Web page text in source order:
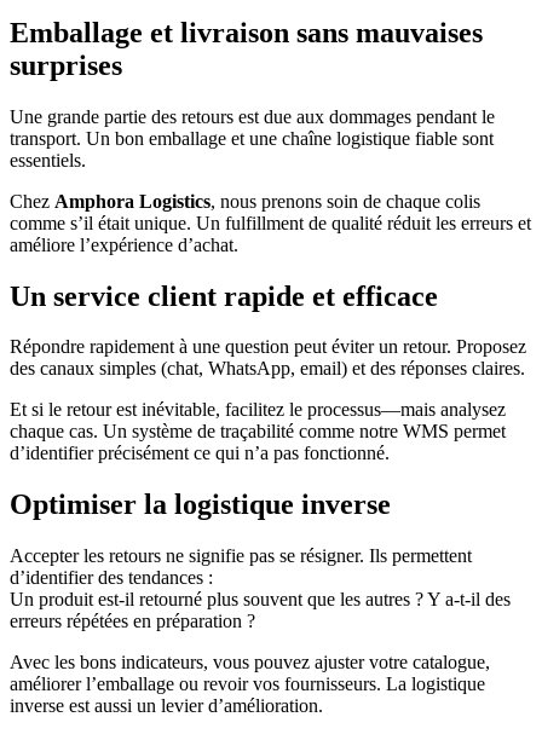
Emballage et livraison sans mauvaises
surprises
Une grande partie des retours est due aux dommages pendant le
transport. Un bon emballage et une chaîne logistique fiable sont
essentiels.
Chez Amphora Logistics, nous prenons soin de chaque colis
comme s’il était unique. Un fulfillment de qualité réduit les erreurs et
améliore l’expérience d’achat.
Un service client rapide et efficace
Répondre rapidement à une question peut éviter un retour. Proposez
des canaux simples (chat, WhatsApp, email) et des réponses claires.
Et si le retour est inévitable, facilitez le processus—mais analysez
chaque cas. Un système de traçabilité comme notre WMS permet
d’identifier précisément ce qui n’a pas fonctionné.
Optimiser la logistique inverse
Accepter les retours ne signifie pas se résigner. Ils permettent
d’identifier des tendances :
Un produit est-il retourné plus souvent que les autres ? Y a-t-il des
erreurs répétées en préparation ?
Avec les bons indicateurs, vous pouvez ajuster votre catalogue,
améliorer l’emballage ou revoir vos fournisseurs. La logistique
inverse est aussi un levier d’amélioration.